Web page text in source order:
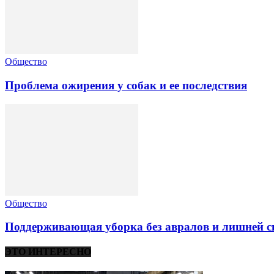
Общество
Проблема ожирения у собак и ее последствия
Общество
Поддерживающая уборка без авралов и лишней
ЭТО ИНТЕРЕСНО